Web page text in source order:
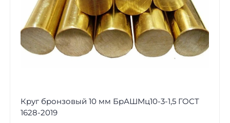
Круг бронзовый 10 мм БрАШМц10-3-1,5 ГОСТ
1628-2019